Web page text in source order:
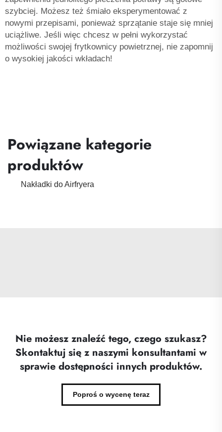
szybciej. Możesz też śmiało eksperymentować z
nowymi przepisami, ponieważ sprzątanie staje się mniej
uciążliwe. Jeśli więc chcesz w pełni wykorzystać
możliwości swojej frytkownicy powietrznej, nie zapomnij
o wysokiej jakości wkładach!
Powiązane kategorie
produktów
Nakładki do Airfryera
Nie możesz znaleźć tego, czego szukasz?
Skontaktuj się z naszymi konsultantami w
sprawie dostępności innych produktów.
Poproś o wycenę teraz